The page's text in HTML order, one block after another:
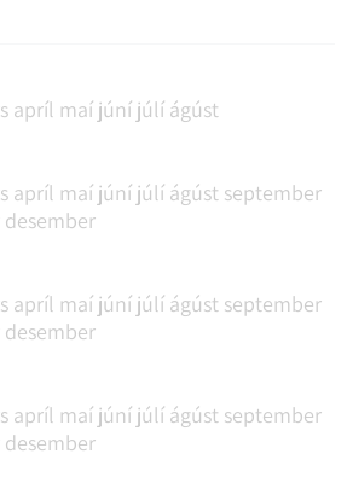
apríl maí júní júlí ágúst
apríl maí júní júlí ágúst september
desember
apríl maí júní júlí ágúst september
desember
apríl maí júní júlí ágúst september
desember